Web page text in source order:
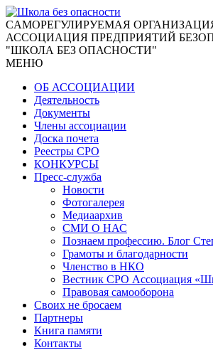
CАМОРЕГУЛИРУЕМАЯ
АССОЦИАЦИЯ ПРЕДПРИЯТИЙ
"ШКОЛА БЕЗ ОПАСНОСТИ"
МЕНЮ
ОБ АССОЦИАЦИИ
Деятельность
Документы
Члены ассоциации
Доска почета
Реестры СРО
КОНКУРСЫ
Пресс-служба
Новости
Фотогалерея
Медиаархив
СМИ О НАС
Познаем профессию. Блог
Грамоты и благодарности
Членство в НКО
Вестник СРО Ассоциация
Правовая самооборона
Своих не бросаем
Партнеры
Книга памяти
Контакты